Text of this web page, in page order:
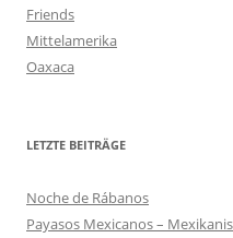
Friends
Mittelamerika
Oaxaca
LETZTE BEITRÄGE
Noche de Rábanos
Payasos Mexicanos –